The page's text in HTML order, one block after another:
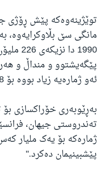
مانگی سێ بڵاوکرایەوە،
1990
ئەو ژمارەیە زیاد بووە بۆ 1,038 ملیۆن کەس.
بەڕێوبەری خۆراکسازی
تەندروستی جیهان،
ژمارەکە بۆ یەک ملیار
پێشبینیمان دەکرد."